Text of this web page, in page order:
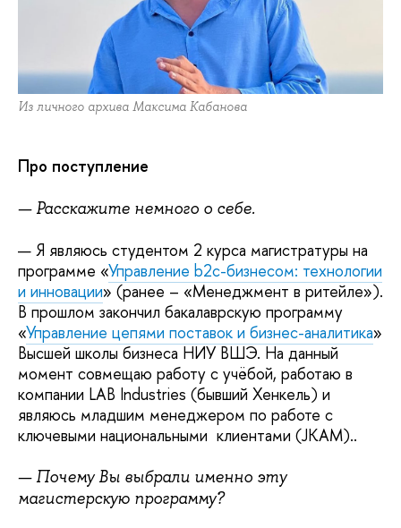
Из личного архива Максима Кабанова
Про поступление
— Расскажите немного о себе.
— Я являюсь студентом 2 курса магистратуры на
программе «Управление b2c-бизнесом: технологии
и инновации» (ранее – «Менеджмент в ритейле»).
В прошлом закончил бакалаврскую программу
«Управление цепями поставок и бизнес-аналитика»
Высшей школы бизнеса НИУ ВШЭ. На данный
момент совмещаю работу с учёбой, работаю в
компании LAB Industries (бывший Хенкель) и
являюсь младшим менеджером по работе с
ключевыми национальными клиентами (JKAM)..
— Почему Вы выбрали именно эту
магистерскую программу?